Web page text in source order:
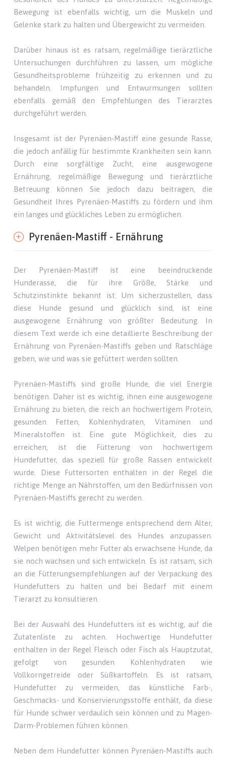
Bewegung ist ebenfalls wichtig, um die Muskeln und
Gelenke stark zu halten und Übergewicht zu vermeiden.
Darüber hinaus ist es ratsam, regelmäßige tierärztliche
Untersuchungen durchführen zu lassen, um mögliche
Gesundheitsprobleme frühzeitig zu erkennen und zu
behandeln. Impfungen und Entwurmungen sollten
ebenfalls gemäß den Empfehlungen des Tierarztes
durchgeführt werden.
Insgesamt ist der Pyrenäen-Mastiff eine gesunde Rasse,
die jedoch anfällig für bestimmte Krankheiten sein kann.
Durch eine sorgfältige Zucht, eine ausgewogene
Ernährung, regelmäßige Bewegung und tierärztliche
Betreuung können Sie jedoch dazu beitragen, die
Gesundheit Ihres Pyrenäen-Mastiffs zu fördern und ihm
ein langes und glückliches Leben zu ermöglichen.
Pyrenäen-Mastiff - Ernährung
Der Pyrenäen-Mastiff ist eine beeindruckende
Hunderasse, die für ihre Größe, Stärke und
Schutzinstinkte bekannt ist. Um sicherzustellen, dass
diese Hunde gesund und glücklich sind, ist eine
ausgewogene Ernährung von größter Bedeutung. In
diesem Text werde ich eine detaillierte Beschreibung der
Ernährung von Pyrenäen-Mastiffs geben und Ratschläge
geben, wie und was sie gefüttert werden sollten.
Pyrenäen-Mastiffs sind große Hunde, die viel Energie
benötigen. Daher ist es wichtig, ihnen eine ausgewogene
Ernährung zu bieten, die reich an hochwertigem Protein,
gesunden Fetten, Kohlenhydraten, Vitaminen und
Mineralstoffen ist. Eine gute Möglichkeit, dies zu
erreichen, ist die Fütterung von hochwertigem
Hundefutter, das speziell für große Rassen entwickelt
wurde. Diese Futtersorten enthalten in der Regel die
richtige Menge an Nährstoffen, um den Bedürfnissen von
Pyrenäen-Mastiffs gerecht zu werden.
Es ist wichtig, die Futtermenge entsprechend dem Alter,
Gewicht und Aktivitätslevel des Hundes anzupassen.
Welpen benötigen mehr Futter als erwachsene Hunde, da
sie noch wachsen und sich entwickeln. Es ist ratsam, sich
an die Fütterungsempfehlungen auf der Verpackung des
Hundefutters zu halten und bei Bedarf mit einem
Tierarzt zu konsultieren.
Bei der Auswahl des Hundefutters ist es wichtig, auf die
Zutatenliste zu achten. Hochwertige Hundefutter
enthalten in der Regel Fleisch oder Fisch als Hauptzutat,
gefolgt von gesunden Kohlenhydraten wie
Vollkorngetreide oder Süßkartoffeln. Es ist ratsam,
Hundefutter zu vermeiden, das künstliche Farb-,
Geschmacks- und Konservierungsstoffe enthält, da diese
für Hunde schwer verdaulich sein können und zu Magen-
Darm-Problemen führen können.
Neben dem Hundefutter können Pyrenäen-Mastiffs auch